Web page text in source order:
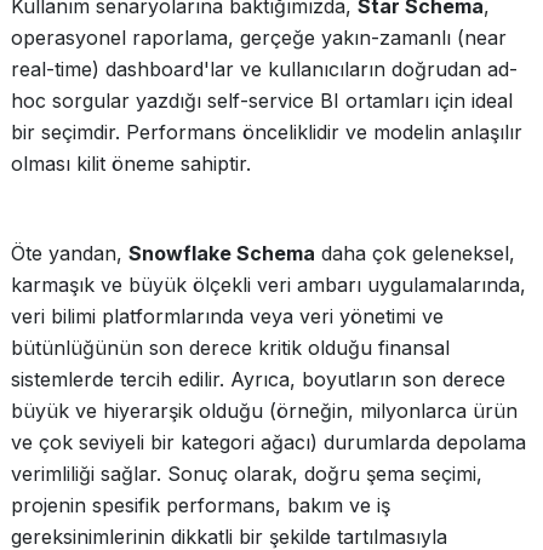
Kullanım senaryolarına baktığımızda, Star Schema,
operasyonel raporlama, gerçeğe yakın-zamanlı (near
real-time) dashboard'lar ve kullanıcıların doğrudan ad-
hoc sorgular yazdığı self-service BI ortamları için ideal
bir seçimdir. Performans önceliklidir ve modelin anlaşılır
olması kilit öneme sahiptir.
Öte yandan, Snowflake Schema daha çok geleneksel,
karmaşık ve büyük ölçekli veri ambarı uygulamalarında,
veri bilimi platformlarında veya veri yönetimi ve
bütünlüğünün son derece kritik olduğu finansal
sistemlerde tercih edilir. Ayrıca, boyutların son derece
büyük ve hiyerarşik olduğu (örneğin, milyonlarca ürün
ve çok seviyeli bir kategori ağacı) durumlarda depolama
verimliliği sağlar. Sonuç olarak, doğru şema seçimi,
projenin spesifik performans, bakım ve iş
gereksinimlerinin dikkatli bir şekilde tartılmasıyla